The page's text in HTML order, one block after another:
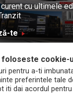
curent cu ultimele
te
Media
and
cookie-
pentru a-ti
preferintele tale
iti dai acordul